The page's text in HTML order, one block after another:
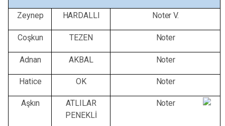
Zeynep HARDALLI Noter V.
Coşkun TEZEN Noter
Adnan AKBAL Noter
Hatice OK Noter
Aşkın
ATLILAR
PENEKLİ
Noter